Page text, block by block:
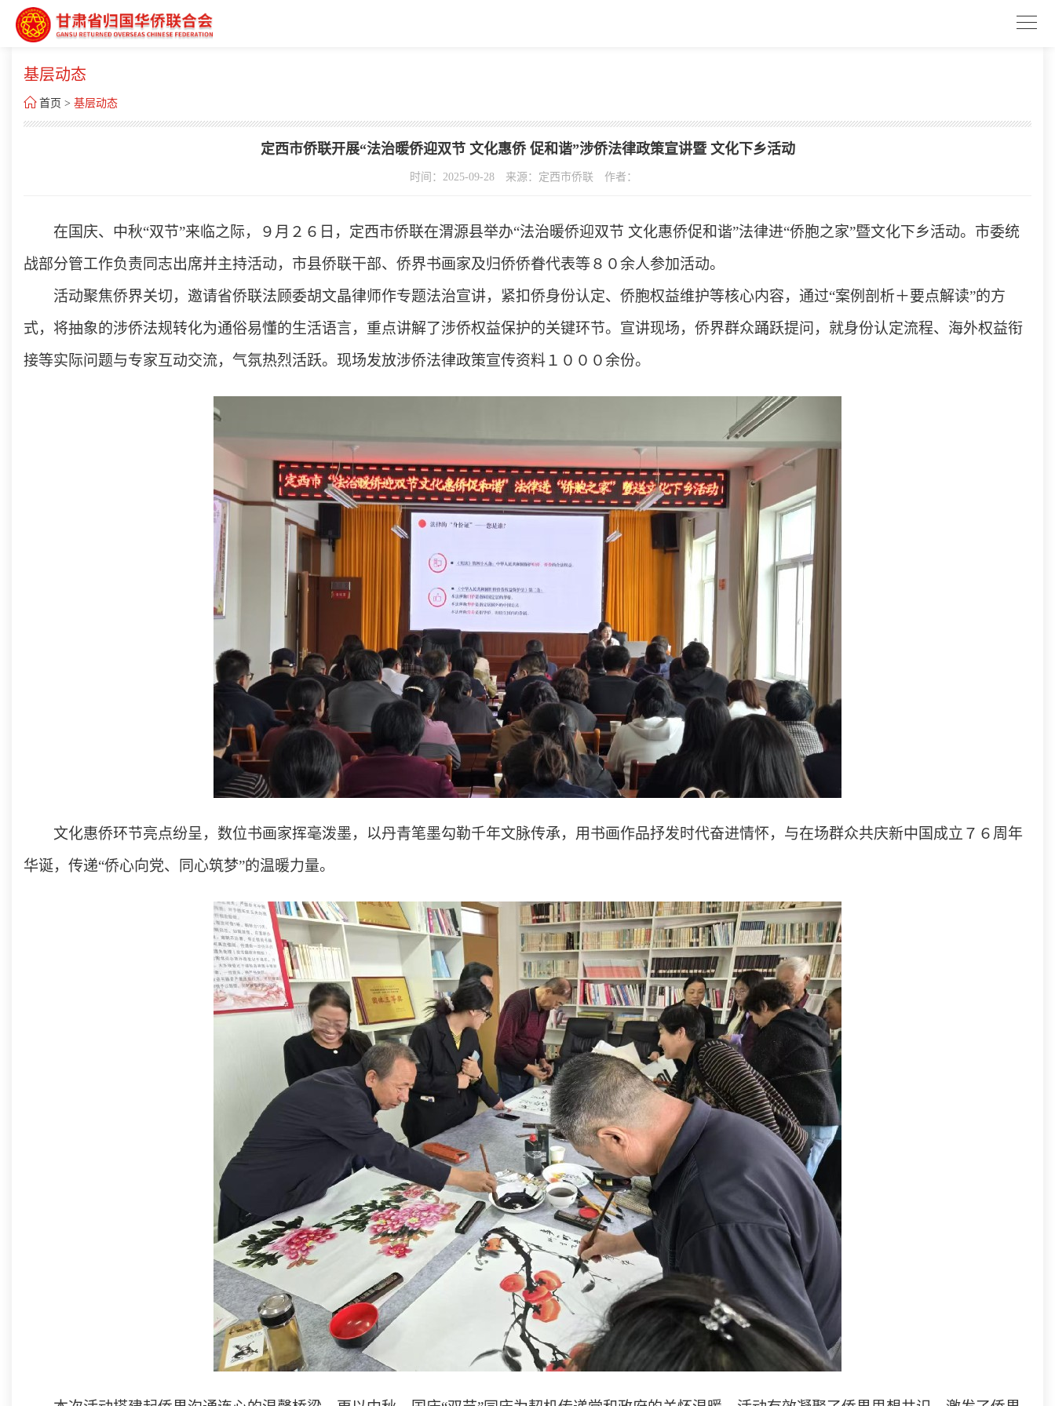
基层动态
 首页 > 基层动态
定西市侨联开展“法治暖侨迎双节 文化惠侨 促和谐”涉侨法律政策宣讲暨 文化下乡活动
时间：2025-09-28 来源：定西市侨联 作者：
在国庆、中秋“双节”来临之际，９月２６日，定西市侨联在渭源县举办“法治暖侨迎双节 文化惠侨促和谐”法律进“侨胞之家”暨文化下乡活动。市委统
战部分管工作负责同志出席并主持活动，市县侨联干部、侨界书画家及归侨侨眷代表等８０余人参加活动。
活动聚焦侨界关切，邀请省侨联法顾委胡文晶律师作专题法治宣讲，紧扣侨身份认定、侨胞权益维护等核心内容，通过“案例剖析＋要点解读”的方
式，将抽象的涉侨法规转化为通俗易懂的生活语言，重点讲解了涉侨权益保护的关键环节。宣讲现场，侨界群众踊跃提问，就身份认定流程、海外权益衔
接等实际问题与专家互动交流，气氛热烈活跃。现场发放涉侨法律政策宣传资料１０００余份。
文化惠侨环节亮点纷呈，数位书画家挥毫泼墨，以丹青笔墨勾勒千年文脉传承，用书画作品抒发时代奋进情怀，与在场群众共庆新中国成立７６周年
华诞，传递“侨心向党、同心筑梦”的温暖力量。